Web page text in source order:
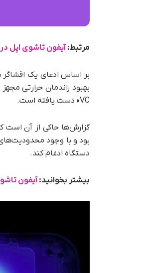
مرتبط:آیفون تاشوی اپل
بر اساس ادعای یک افشاگر
بهبود راندمان حرارتی
VC» دست یافته است.
گزارش‌ها حاکی از آن است
بود و با وجود
دستگاه ادغام کند.
بیشتر بخوانید:آیفون